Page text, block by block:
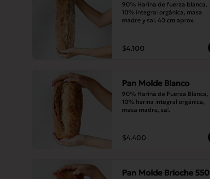
90% Harina de fuerza blanca,
10% integral orgánica, masa
madre y sal. 40 cm aprox.
$4.100
Pan Molde Blanco
90% Harina de Fuerza Blanca,
10% harina integral orgánica,
masa madre, sal.
$4.400
Pan Molde Brioche 550